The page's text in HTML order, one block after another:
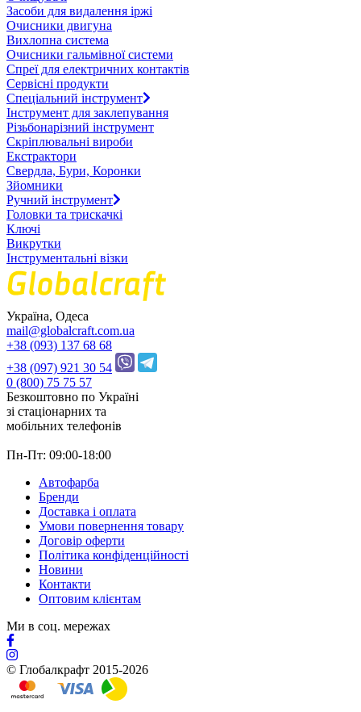
Засоби для видалення іржі
Очисники двигуна
Вихлопна система
Очисники гальмівної системи
Спреї для електричних контактів
Сервісні продукти
Спеціальний інструмент
Інструмент для заклепування
Різьбонарізний інструмент
Скріплювальні вироби
Екстрактори
Свердла, Бури, Коронки
Зйомники
Ручний інструмент
Головки та трискачкі
Ключі
Викрутки
Інструментальні візки
Україна, Одеса
mail@globalcraft.com.ua
+38 (093) 137 68 68
+38 (097) 921 30 54
0 (800) 75 75 57
Безкоштовно по Україні
зі стацiонарних та
мобільних телефонів
Пн-Пт: 09:00-18:00
Автофарба
Бренди
Доставка і оплата
Умови повернення товару
Договір оферти
Політика конфіденційності
Новини
Контакти
Оптовим клієнтам
Ми в соц. мережах
© Глобалкрафт 2015-2026